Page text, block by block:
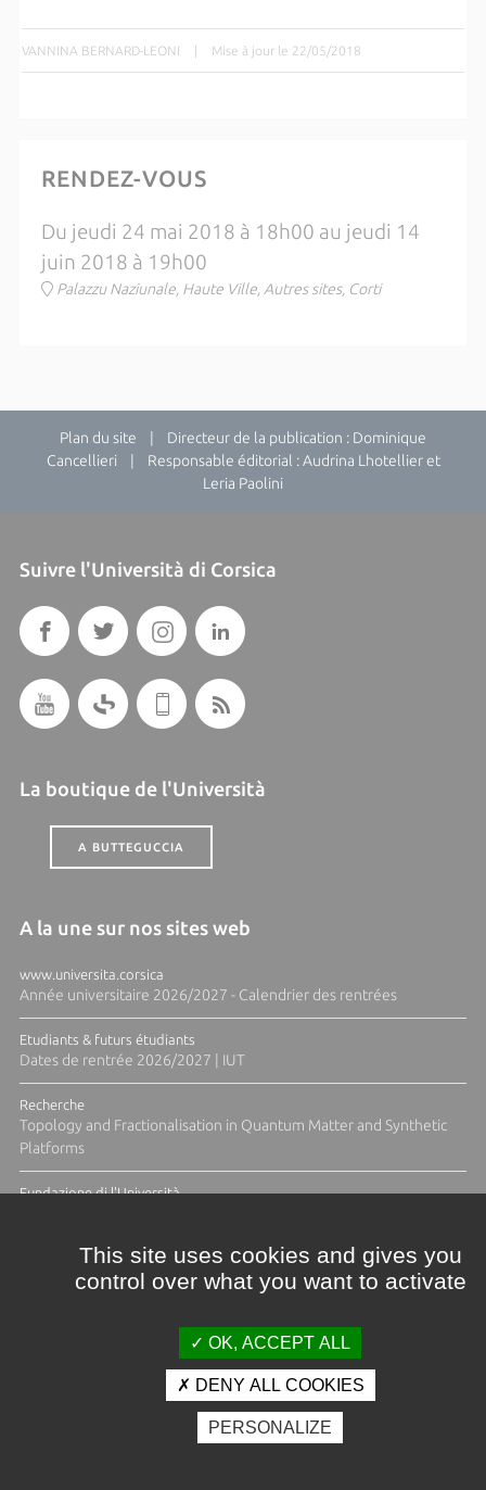
VANNINA BERNARD-LEONI | Mise à jour le 22/05/2018
RENDEZ-VOUS
Du jeudi 24 mai 2018 à 18h00 au jeudi 14
juin 2018 à 19h00
Palazzu Naziunale, Haute Ville, Autres sites, Corti
Plan du site | Directeur de la publication : Dominique
Cancellieri | Responsable éditorial : Audrina Lhotellier et
Leria Paolini
Suivre l'Università di Corsica
La boutique de l'Università
A BUTTEGUCCIA
A la une sur nos sites web
www.universita.corsica
Année universitaire 2026/2027 - Calendrier des rentrées
Etudiants & futurs étudiants
Dates de rentrée 2026/2027 | IUT
Recherche
Topology and Fractionalisation in Quantum Matter and Synthetic
Platforms
Fundazione di l'Università
Crédits et mentions légales
Espace presse
Photothèque
This site uses cookies and gives you
control over what you want to activate
OK, ACCEPT ALL
DENY ALL COOKIES
PERSONALIZE